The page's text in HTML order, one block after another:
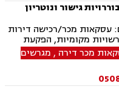
גישור ונוטריון
עסקאות מכר/רכישה דירות
רשויות מקומיות, הפקעת
קרקעות, פינוי בינוי, תמא 38, ליקויי בניה, עתירות
יפוי כח מתמשך,
מכר דירה , מגרשים